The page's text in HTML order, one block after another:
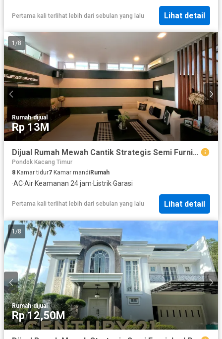
Pertama kali terlihat lebih dari sebulan yang lalu Lihat detail
1 /8
Rumah·dijual
Rp 13M
Dijual Rumah Mewah Cantik Strategis Semi Furnised Dekat Stasiun Sudimara di Sektor 9 Bintaro Tangsel Gb-16021
Pondok Kacang Timur
8 Kamar tidur7 Kamar mandi Rumah
·AC·Air·Keamanan 24 jam·Listrik·Garasi
Pertama kali terlihat lebih dari sebulan yang lalu Lihat detail
1 /8
Rumah·dijual
Rp 12,50M